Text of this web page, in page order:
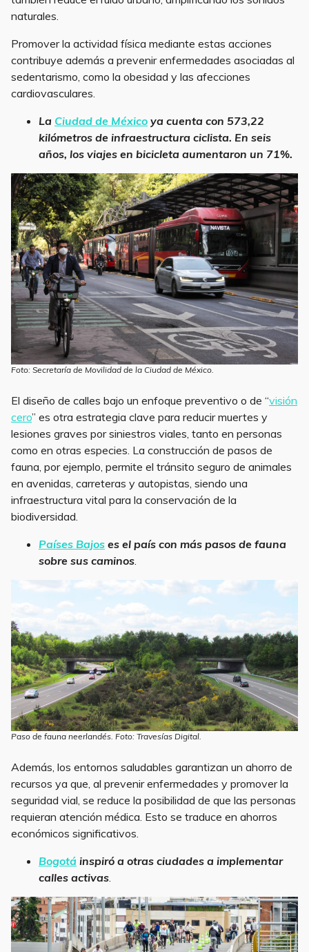
naturales.
Promover la actividad física mediante estas acciones
contribuye además a prevenir enfermedades asociadas al
sedentarismo, como la obesidad y las afecciones
cardiovasculares.
La Ciudad de México ya cuenta con 573,22
kilómetros de infraestructura ciclista. En seis
años, los viajes en bicicleta aumentaron un 71%.
Foto: Secretaría de Movilidad de la Ciudad de México.
El diseño de calles bajo un enfoque preventivo o de “visión
cero” es otra estrategia clave para reducir muertes y
lesiones graves por siniestros viales, tanto en personas
como en otras especies. La construcción de pasos de
fauna, por ejemplo, permite el tránsito seguro de animales
en avenidas, carreteras y autopistas, siendo una
infraestructura vital para la conservación de la
biodiversidad.
Países Bajos es el país con más pasos de fauna
sobre sus caminos.
Paso de fauna neerlandés. Foto: Travesías Digital.
Además, los entornos saludables garantizan un ahorro de
recursos ya que, al prevenir enfermedades y promover la
seguridad vial, se reduce la posibilidad de que las personas
requieran atención médica. Esto se traduce en ahorros
económicos significativos.
Bogotá inspiró a otras ciudades a implementar
calles activas